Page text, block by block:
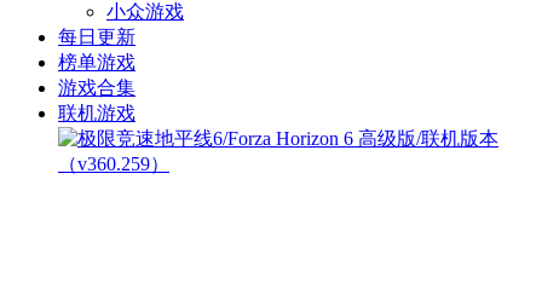
小众游戏
每日更新
榜单游戏
游戏合集
联机游戏